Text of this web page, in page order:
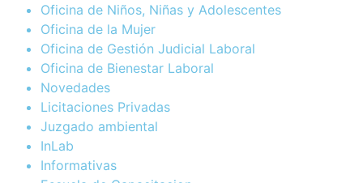
Oficina de Niños, Niñas y Adolescentes
Oficina de la Mujer
Oficina de Gestión Judicial Laboral
Oficina de Bienestar Laboral
Novedades
Licitaciones Privadas
Juzgado ambiental
InLab
Informativas